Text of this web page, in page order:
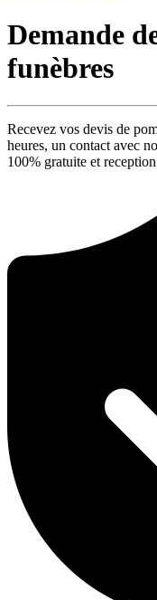
Demande
funèbres
Recevez vos devis de
heures, un contact avec
100% gratuite et